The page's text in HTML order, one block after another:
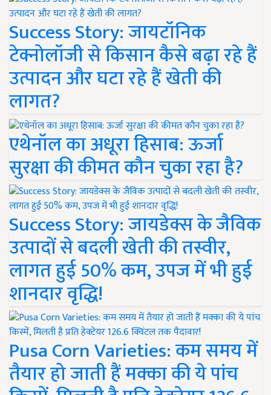
Success Story: जायटॉनिक
टेक्नोलॉजी से किसान कैसे बढ़ा रहे हैं
उत्पादन और घटा रहे हैं खेती की
लागत?
एथेनॉल का अधूरा हिसाब: ऊर्जा
सुरक्षा की कीमत कौन चुका रहा है?
Success Story: जायडेक्स के जैविक
उत्पादों से बदली खेती की तस्वीर,
लागत हुई 50% कम, उपज में भी हुई
शानदार वृद्धि!
Pusa Corn Varieties: कम समय में
तैयार हो जाती हैं मक्का की ये पांच